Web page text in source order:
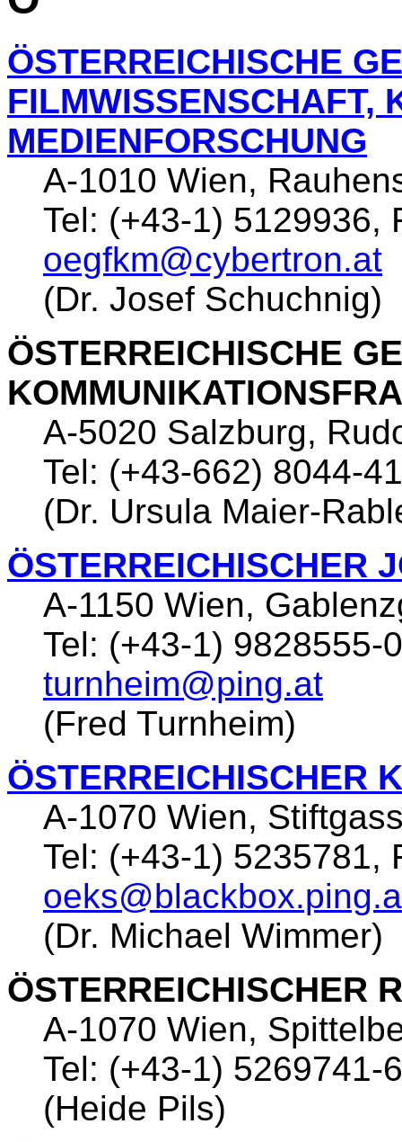
ÖSTERREICHISCHE
FILMWISSENSCHAFT,
MEDIENFORSCHUNG
A-1010 Wien,
Tel: (+43-1) 5129936,
oegfkm@cybertron.at
(Dr. Josef Schuchnig)
ÖSTERREICHISCHE
A-5020 Salzburg,
Tel: (+43-662) 8044-
(Dr. Ursula Maier-
ÖSTERREICHISCHER
A-1150 Wien,
Tel: (+43-1) 9828555-
turnheim@ping.at
(Fred Turnheim)
ÖSTERREICHISCHER
A-1070 Wien,
Tel: (+43-1) 5235781,
(Dr. Michael Wimmer)
ÖSTERREICHISCHER
A-1070 Wien,
Tel: (+43-1) 5269741-
(Heide Pils)